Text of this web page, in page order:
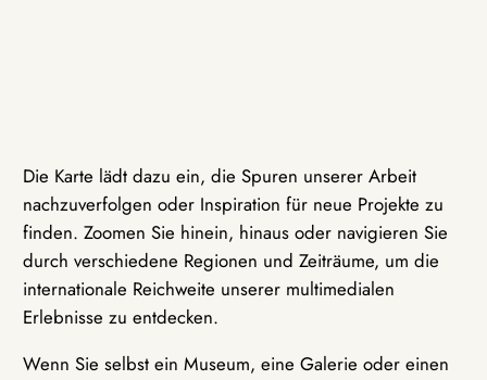
Die Karte lädt dazu ein, die Spuren unserer Arbeit
nachzuverfolgen oder Inspiration für neue Projekte zu
finden. Zoomen Sie hinein, hinaus oder navigieren Sie
durch verschiedene Regionen und Zeiträume, um die
internationale Reichweite unserer multimedialen
Erlebnisse zu entdecken.
Wenn Sie selbst ein Museum, eine Galerie oder einen